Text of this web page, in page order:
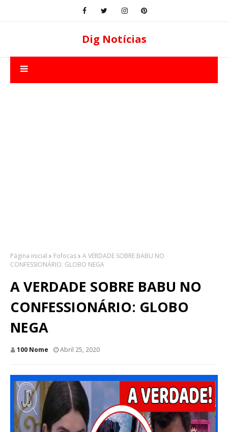
Dig Notícias
Página inicial Fofocas
A VERDADE SOBRE BABU NO
CONFESSIONÁRIO: GLOBO NEGA
A VERDADE SOBRE BABU NO
CONFESSIONÁRIO: GLOBO
NEGA
100 Nome Abril 25, 2020